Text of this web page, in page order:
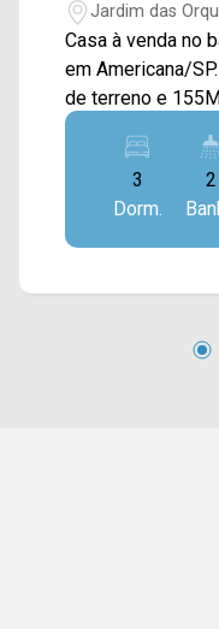
Jardim das
Casa à venda no
em Americana/SP. Esta casa dispõe de 180M²
de terreno e
com ampla sala
com a cozinha
de inverno,
área de serviço externa. > 03
suíte; > 02
João Luiz Mazer,
escola Maria do
3
Dorm.
2